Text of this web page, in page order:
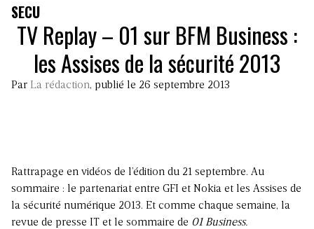
SECU
TV Replay – 01 sur BFM Business :
les Assises de la sécurité 2013
Par La rédaction, publié le 26 septembre 2013
Rattrapage en vidéos de l’édition du 21 septembre. Au
sommaire : le partenariat entre GFI et Nokia et les Assises de
la sécurité numérique 2013. Et comme chaque semaine, la
revue de presse IT et le sommaire de 01 Business.